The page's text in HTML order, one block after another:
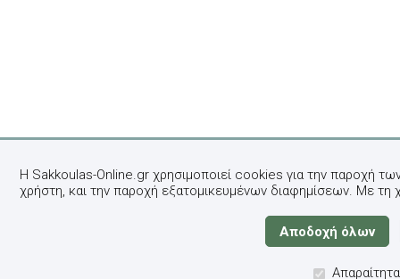
Η Sakkoulas-Online.gr χρησιμοποιεί cookies για την παροχή
χρήστη, και την παροχή εξατομικευμένων διαφημίσεων. Με